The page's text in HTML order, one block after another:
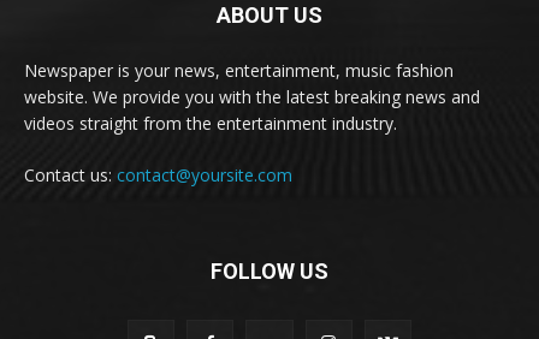
ABOUT US
Newspaper is your news, entertainment, music fashion
website. We provide you with the latest breaking news and
videos straight from the entertainment industry.
Contact us: contact@yoursite.com
FOLLOW US